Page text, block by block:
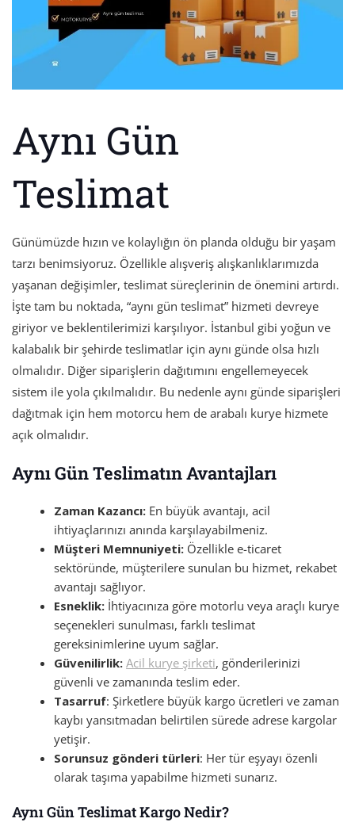
Aynı Gün
Teslimat
Günümüzde hızın ve kolaylığın ön planda olduğu bir yaşam
tarzı benimsiyoruz. Özellikle alışveriş alışkanlıklarımızda
yaşanan değişimler, teslimat süreçlerinin de önemini artırdı.
İşte tam bu noktada, “aynı gün teslimat” hizmeti devreye
giriyor ve beklentilerimizi karşılıyor. İstanbul gibi yoğun ve
kalabalık bir şehirde teslimatlar için aynı günde olsa hızlı
olmalıdır. Diğer siparişlerin dağıtımını engellemeyecek
sistem ile yola çıkılmalıdır. Bu nedenle aynı günde siparişleri
dağıtmak için hem motorcu hem de arabalı kurye hizmete
açık olmalıdır.
Aynı Gün Teslimatın Avantajları
Zaman Kazancı: En büyük avantajı, acil
ihtiyaçlarınızı anında karşılayabilmeniz.
Müşteri Memnuniyeti: Özellikle e-ticaret
sektöründe, müşterilere sunulan bu hizmet, rekabet
avantajı sağlıyor.
Esneklik: İhtiyacınıza göre motorlu veya araçlı kurye
seçenekleri sunulması, farklı teslimat
gereksinimlerine uyum sağlar.
Güvenilirlik: Acil kurye şirketi, gönderilerinizi
güvenli ve zamanında teslim eder.
Tasarruf: Şirketlere büyük kargo ücretleri ve zaman
kaybı yansıtmadan belirtilen sürede adrese kargolar
yetişir.
Sorunsuz gönderi türleri: Her tür eşyayı özenli
olarak taşıma yapabilme hizmeti sunarız.
Aynı Gün Teslimat Kargo Nedir?